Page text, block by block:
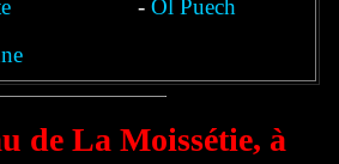
-Ol Puech
de La Moissétie, à